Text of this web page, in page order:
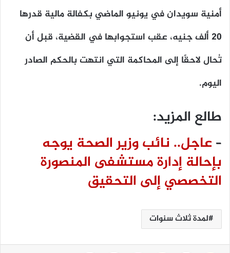
أمنية سويدان في يونيو الماضي بكفالة مالية قدرها
20 ألف جنيه، عقب استجوابها في القضية، قبل أن
تُحال لاحقًا إلى المحاكمة التي انتهت بالحكم الصادر
اليوم.
طالع المزيد:
– عاجل.. نائب وزير الصحة يوجه
بإحالة إدارة مستشفى المنصورة
التخصصي إلى التحقيق
لمدة ثلاث سنوات